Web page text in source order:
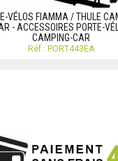
VÉLOS FIAMMA / THULE
- ACCESSOIRES PORTE-
CAMPING-CAR
Réf.: PORT443EA